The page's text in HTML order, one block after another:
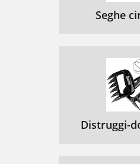
Seghe
Distruggi-